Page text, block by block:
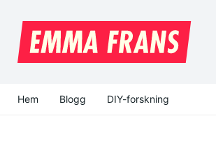
Hem Blogg DIY-forskning